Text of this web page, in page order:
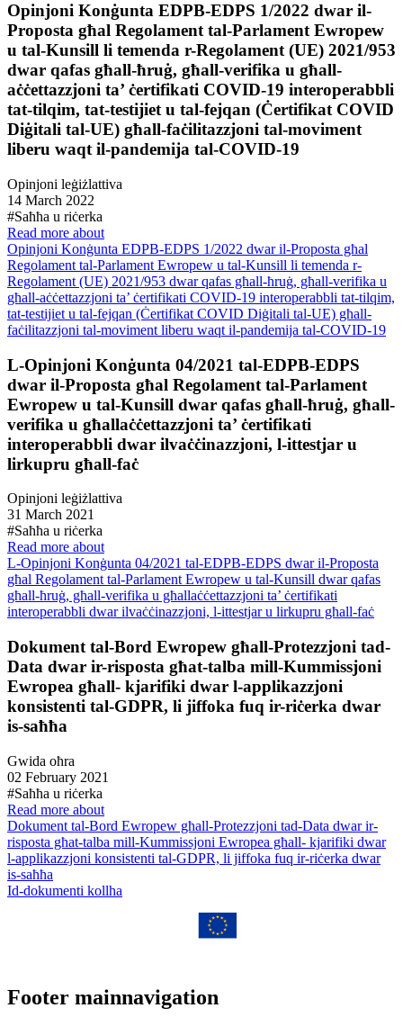
Opinjoni Konġunta EDPB-EDPS 1/2022 dwar il-
Proposta għal Regolament tal-Parlament Ewropew
u tal-Kunsill li temenda r-Regolament (UE) 2021/953
dwar qafas għall-ħruġ, għall-verifika u għall-
aċċettazzjoni ta’ ċertifikati COVID-19 interoperabbli
tat-tilqim, tat-testijiet u tal-fejqan (Ċertifikat COVID
Diġitali tal-UE) għall-faċilitazzjoni tal-moviment
liberu waqt il-pandemija tal-COVID-19
Opinjoni leġiżlattiva
14 March 2022
#Saħħa u riċerka
Read more about
Opinjoni Konġunta EDPB-EDPS 1/2022 dwar il-Proposta għal
Regolament tal-Parlament Ewropew u tal-Kunsill li temenda r-
Regolament (UE) 2021/953 dwar qafas għall-ħruġ, għall-verifika u
għall-aċċettazzjoni ta’ ċertifikati COVID-19 interoperabbli tat-tilqim,
tat-testijiet u tal-fejqan (Ċertifikat COVID Diġitali tal-UE) għall-
faċilitazzjoni tal-moviment liberu waqt il-pandemija tal-COVID-19
L-Opinjoni Konġunta 04/2021 tal-EDPB-EDPS
dwar il-Proposta għal Regolament tal-Parlament
Ewropew u tal-Kunsill dwar qafas għall-ħruġ, għall-
verifika u għallaċċettazzjoni ta’ ċertifikati
interoperabbli dwar ilvaċċinazzjoni, l-ittestjar u
lirkupru għall-faċ
Opinjoni leġiżlattiva
31 March 2021
#Saħħa u riċerka
Read more about
L-Opinjoni Konġunta 04/2021 tal-EDPB-EDPS dwar il-Proposta
għal Regolament tal-Parlament Ewropew u tal-Kunsill dwar qafas
għall-ħruġ, għall-verifika u għallaċċettazzjoni ta’ ċertifikati
interoperabbli dwar ilvaċċinazzjoni, l-ittestjar u lirkupru għall-faċ
Dokument tal-Bord Ewropew għall-Protezzjoni tad-
Data dwar ir-risposta għat-talba mill-Kummissjoni
Ewropea għall- kjarifiki dwar l-applikazzjoni
konsistenti tal-GDPR, li jiffoka fuq ir-riċerka dwar
is-saħħa
Gwida oħra
02 February 2021
#Saħħa u riċerka
Read more about
Dokument tal-Bord Ewropew għall-Protezzjoni tad-Data dwar ir-
risposta għat-talba mill-Kummissjoni Ewropea għall- kjarifiki dwar
l-applikazzjoni konsistenti tal-GDPR, li jiffoka fuq ir-riċerka dwar
is-saħħa
Id-dokumenti kollha
Footer mainnavigation